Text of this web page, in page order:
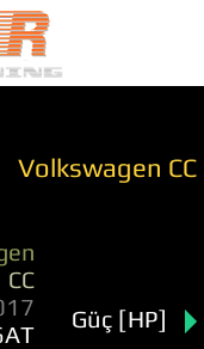
Volkswagen
CC
Güç [HP]